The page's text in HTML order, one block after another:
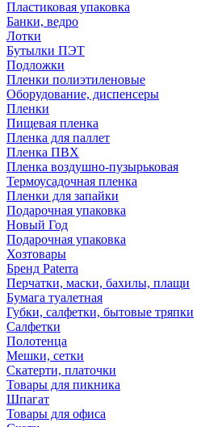
Пластиковая упаковка
Банки, ведро
Лотки
Бутылки ПЭТ
Подложки
Пленки полиэтиленовые
Оборудование, диспенсеры
Пленки
Пищевая пленка
Пленка для паллет
Пленка ПВХ
Пленка воздушно-пузырьковая
Термоусадочная пленка
Пленки для запайки
Подарочная упаковка
Новый Год
Подарочная упаковка
Хозтовары
Бренд Paterra
Перчатки, маски, бахилы, плащи
Бумага туалетная
Губки, салфетки, бытовые тряпки
Салфетки
Полотенца
Мешки, сетки
Скатерти, платочки
Товары для пикника
Шпагат
Товары для офиса